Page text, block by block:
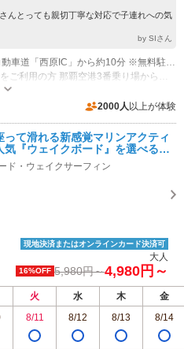
んとっても親切丁寧な対応で子連れへの気
by SIさん
(1)「那覇空港」より約20分 沖縄自動車道「西原IC」から約10分 ※無料駐車場がございます。 宜野湾マリンパーク(ぎのわんマリンパーク) カーナビ、googleMapで検索できます。 宜野湾マリンパーク無料駐車場にご来店下さい。 スタッフが現地でお待ちしております。
専用駐車場あり（無料）50台 無料駐車場 宜野湾マリンパーク(ぎのわんマリンパーク) カーナビ、googleMapで検索できます。 宜野湾マリンパーク無料駐車場にご来店下さい。 スタッフが現地でお待ちしております。
2000人 以上が体験
って滑れる新感覚マリンアクティ
『ウェイクボード』を選べる大
ド・ウェイクサーフィン
現地決済またはオンラインカード決済可
大人
16%OFF 5,980円～4,980円～
火 水 木
金
8/11 8/12 8/13 8/14